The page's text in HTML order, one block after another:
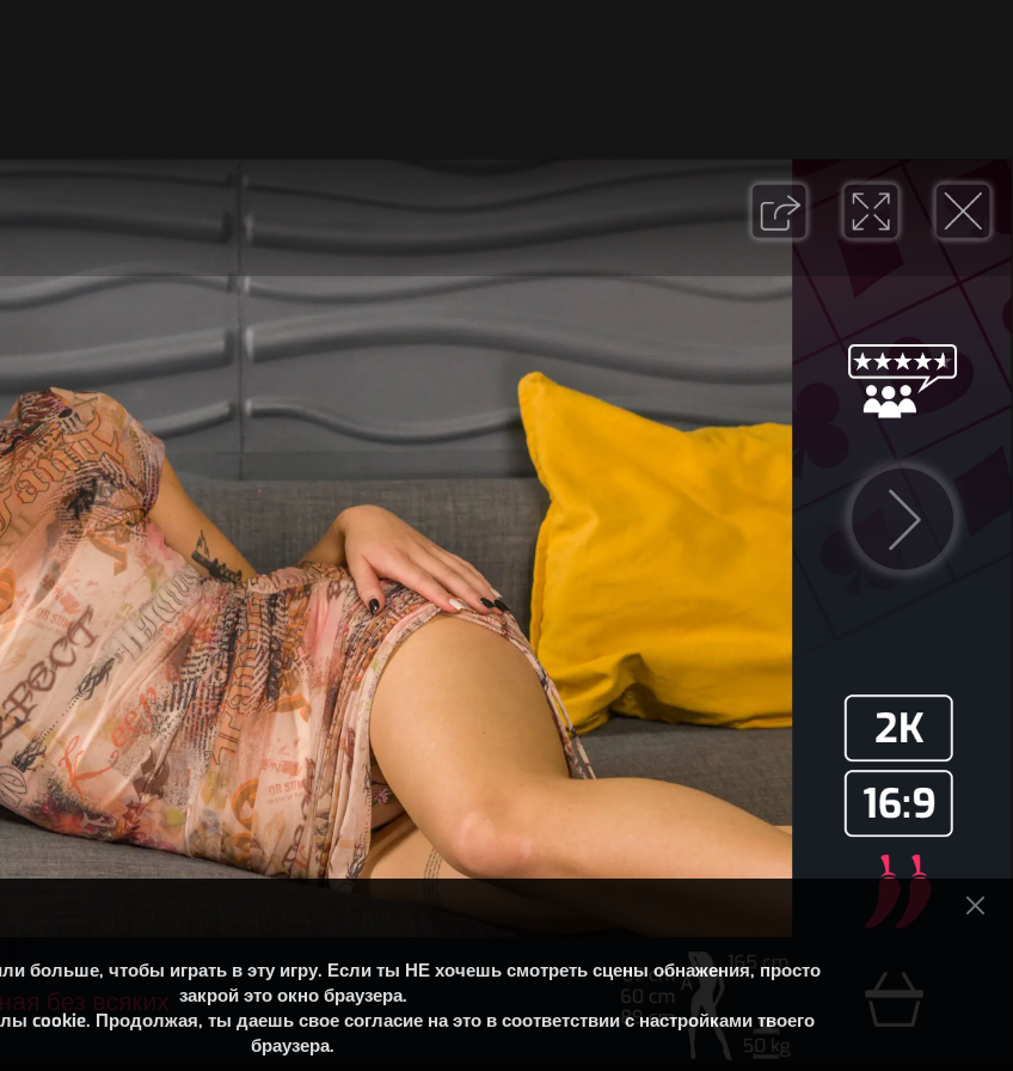
больше, чтобы играть в эту игру. Если ты НЕ хочешь смотреть сцены обнажения, просто
закрой это окно браузера.
cookie. Продолжая, ты даешь свое согласие на это в соответствии с настройками твоего
браузера.